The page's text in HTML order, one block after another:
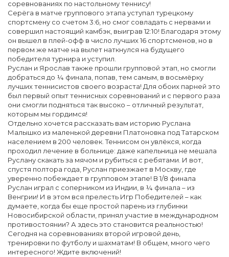
соревнованиях по настольному теннису!
Серёга в матче группового этапа уступал турецкому
спортсмену со счетом 3:6, но смог совладать с нервами и
совершил настоящий камбэк, выиграв 12:10! Благодаря этому
он вышел в плей-офф в число лучших 16 спортсменов, но в
первом же матче на вылет наткнулся на будущего
победителя турнира и уступил.
Руслан и Ярослав также прошли групповой этап, но смогли
добраться до ¼ финала, попав, тем самым, в восьмёрку
лучших теннисистов своего возраста! Для обоих парней это
был первый опыт теннисных соревнований и с первого раза
они смогли подняться так высоко – отличный результат,
которым мы гордимся!
Отдельно хочется рассказать вам историю Руслана
Малышко из маленькой деревни Платоновка под Татарском
населением в 200 человек. Теннисом он увлёкся, когда
проходил лечение в больнице: даже капельница не мешала
Руслану скакать за мячом и рубиться с ребятами. И вот,
спустя полтора года, Руслан приезжает в Москву, где
уверенно побеждает в групповом этапе! В 1/8 финала
Руслан играл с соперником из Индии, в ¼ финала – из
Венгрии! И в этом вся прелесть Игр Победителей – как
думаете, когда бы еще простой парень из глубинки
Новосибирской области, принял участие в международном
противостоянии? А здесь это становится реальностью!
Сегодня на соревнованиях второй игровой день,
тренировки по футболу и шахматам! В общем, много чего
интересного! Ждите включений!